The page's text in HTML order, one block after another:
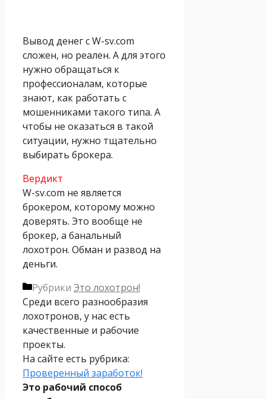
Вывод денег с W-sv.com
сложен, но реален. А для этого
нужно обращаться к
профессионалам, которые
знают, как работать с
мошенниками такого типа. А
чтобы не оказаться в такой
ситуации, нужно тщательно
выбирать брокера.
Вердикт
W-sv.com не является
брокером, которому можно
доверять. Это вообще не
брокер, а банальный
лохотрон. Обман и развод на
деньги.
Рубрики Это лохотрон!
Среди всего разнообразия
лохотронов, у нас есть
качественные и рабочие
проекты.
На сайте есть рубрика:
Проверенный заработок!
Это рабочий способ